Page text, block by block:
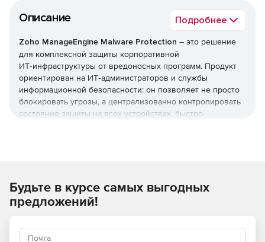
Описание Подробнее
Zoho ManageEngine Malware Protection – это решение
для комплексной защиты корпоративной
ИТ‑инфраструктуры от вредоносных программ. Продукт
ориентирован на ИТ‑администраторов и службы
информационной безопасности: он позволяет не просто
блокировать угрозы, а централизованно контролировать
состояние защиты на всех устройствах, быстро
Централизованное управление защитой. Единая
консоль для мониторинга и управления защитой на
всех конечных точках (рабочие станции, серверы).
Будьте в курсе самых выгодных
предложений!